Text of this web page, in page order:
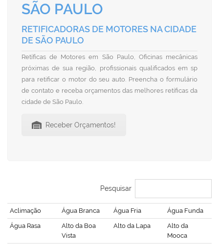
SÃO PAULO
RETIFICADORAS DE MOTORES NA CIDADE
DE SÃO PAULO
Retíficas de Motores em São Paulo, Oficinas mecânicas
próximas de sua região, profissionais qualificados em sp
para retificar o motor do seu auto. Preencha o formulário
de contato e receba orçamentos das melhores retíficas da
cidade de São Paulo.
Receber Orçamentos!
Pesquisar
Aclimação Água Branca Água Fria Água Funda
Água Rasa
Alto da Boa
Vista
Alto da Lapa
Alto da
Mooca